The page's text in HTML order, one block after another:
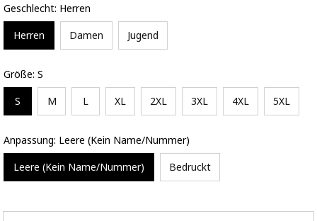
Geschlecht: Herren
Herren Damen Jugend
Größe: S
S M L XL 2XL 3XL 4XL 5XL
Anpassung: Leere (Kein Name/Nummer)
Leere (Kein Name/Nummer) Bedruckt